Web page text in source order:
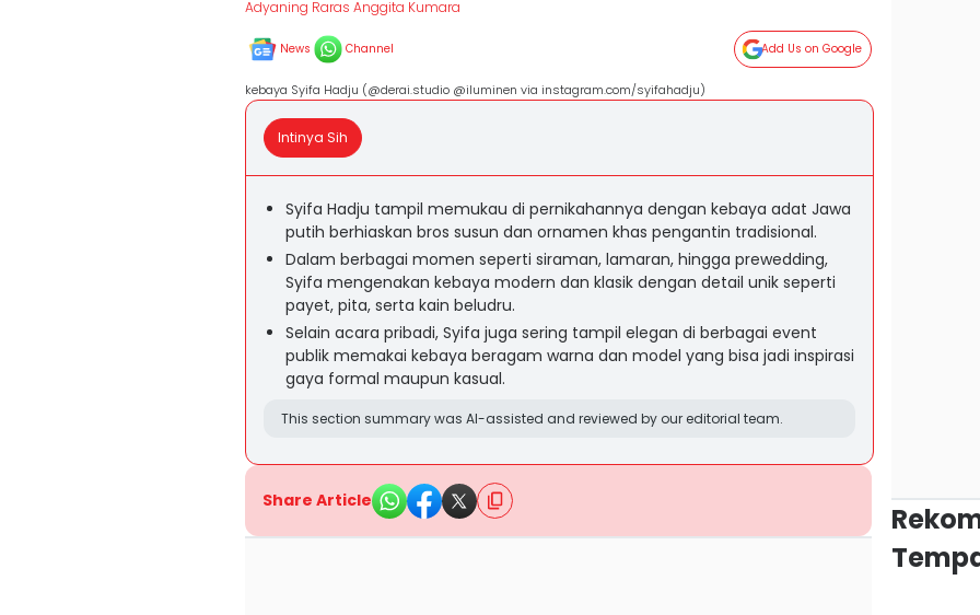
Adyaning Raras Anggita Kumara
News Channel Add Us on Google
kebaya Syifa Hadju (@derai.studio @iluminen via instagram.com/syifahadju)
Intinya Sih
Syifa Hadju tampil memukau di pernikahannya dengan kebaya adat Jawa
putih berhiaskan bros susun dan ornamen khas pengantin tradisional.
Dalam berbagai momen seperti siraman, lamaran, hingga prewedding,
Syifa mengenakan kebaya modern dan klasik dengan detail unik seperti
payet, pita, serta kain beludru.
Selain acara pribadi, Syifa juga sering tampil elegan di berbagai event
publik memakai kebaya beragam warna dan model yang bisa jadi inspirasi
gaya formal maupun kasual.
This section summary was AI-assisted and reviewed by our editorial team.
Share Article